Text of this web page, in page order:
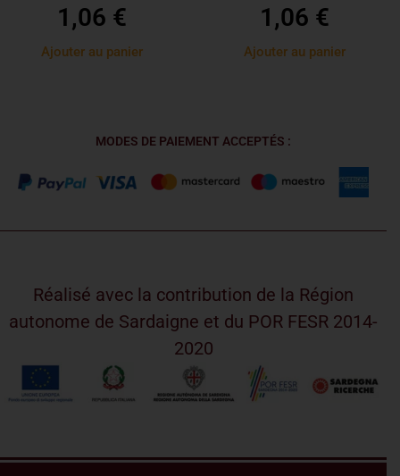
1,06 €
Ajouter au panier
1,06 €
Ajouter au panier
MODES DE PAIEMENT ACCEPTÉS :
Réalisé avec la contribution de la Région
autonome de Sardaigne et du POR FESR 2014-
2020